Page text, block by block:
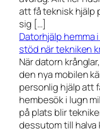
att få teknisk hjälp
sig […]
Datorhjälp hemma
stöd när tekniken
När datorn
den nya mobilen
personlig hjälp att
hembesök i lugn
på plats blir
dessutom till halva